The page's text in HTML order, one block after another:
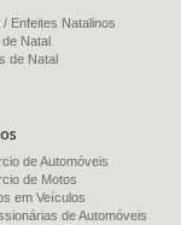
/ Enfeites Natalinos
Natal
de Natal
de Automóveis
de Motos
em Veículos
de Automóveis